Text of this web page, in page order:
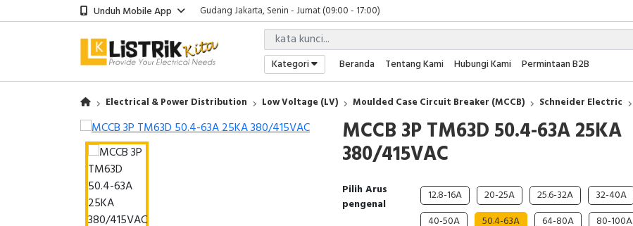
Unduh Mobile App
Gudang Jakarta, Senin - Jumat (09:00 - 17:00)
Showroom Bali, Senin - Jumat (09:00 - 17:00)
Kantor Jakarta, Senin - Jumat (08:00 - 17:00)
Gudang Jakarta, Senin - Jumat (09:00 - 17:00)
Showroom Bali, Senin - Jumat (09:00 - 17:00)
Kategori Beranda Tentang Kami Hubungi Kami Permintaan B2B
Electrical & Power Distribution Low Voltage (LV) Moulded Case Circuit Breaker (MCCB) Schneider Electric
MCCB 3P TM63D 50.4-63A 25KA
380/415VAC
Pilih Arus
pengenal
12.8-16A 20-25A 25.6-32A
32-40A
40-50A
50.4-63A 64-80A
80-100A